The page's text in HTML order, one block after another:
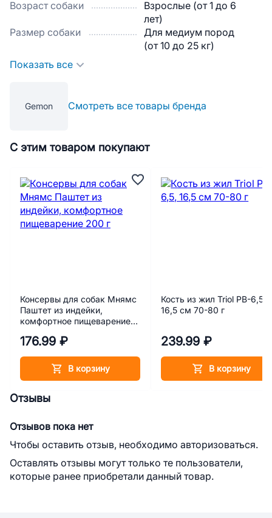
Возраст собаки
Взрослые (от 1 до 6
лет)
Размер собаки
Для медиум пород
(от 10 до 25 кг)
Показать все
Gemon Смотреть все товары бренда
С этим товаром покупают
Консервы для собак Мнямс
Паштет из индейки,
комфортное пищеварение
176.99 ₽
В корзину
Кость из жил Triol PB-6,5,
16,5 см 70-80 г
239.99 ₽
В корзину
Отзывы
Отзывов пока нет
Чтобы оставить отзыв, необходимо авторизоваться.
Оставлять отзывы могут только те пользователи,
которые ранее приобретали данный товар.